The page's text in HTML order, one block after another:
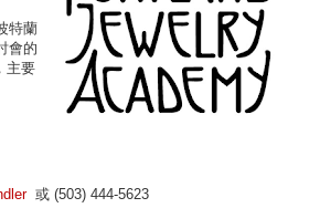
特蘭
會的
主要
或 (503) 444-5623